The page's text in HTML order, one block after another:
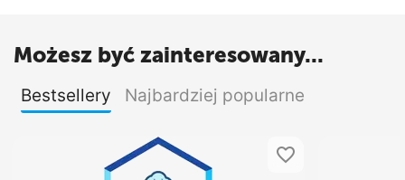
Możesz być zainteresowany...
Bestsellery Najbardziej popularne